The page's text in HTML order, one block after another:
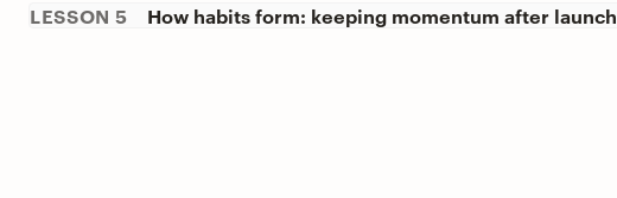
LESSON 5
How habits form: keeping momentum after launch